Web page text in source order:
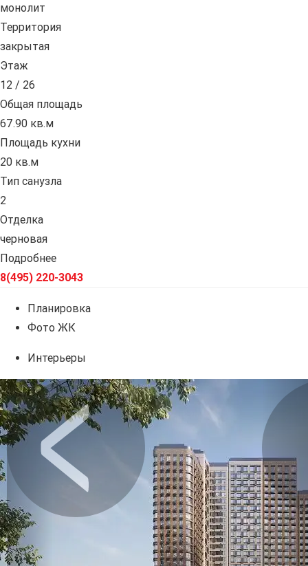
монолит
Территория
закрытая
Этаж
12 / 26
Общая площадь
67.90 кв.м
Площадь кухни
20 кв.м
Тип санузла
2
Отделка
черновая
Подробнее
8(495) 220-3043
Планировка
Фото ЖК
Интерьеры
Предыдущее